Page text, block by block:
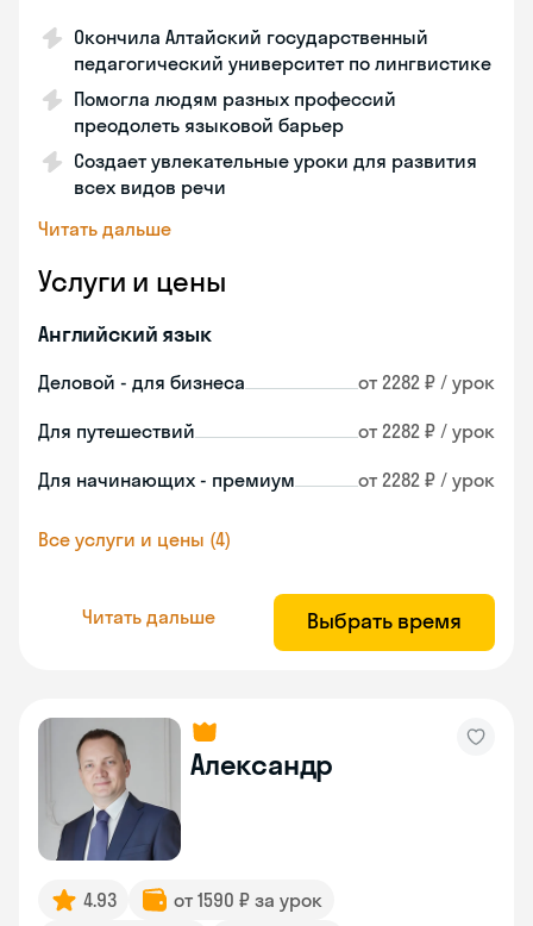
Окончила Алтайский государственный
педагогический университет по лингвистике
Помогла людям разных профессий
преодолеть языковой барьер
Создает увлекательные уроки для развития
всех видов речи
Читать дальше
Услуги и цены
Английский язык
Деловой - для бизнеса от 2282 ₽ / урок
Для путешествий от 2282 ₽ / урок
Для начинающих - премиум от 2282 ₽ / урок
Все услуги и цены (4)
Читать дальше Выбрать время
Александр
4.93
от 1590 ₽ за урок